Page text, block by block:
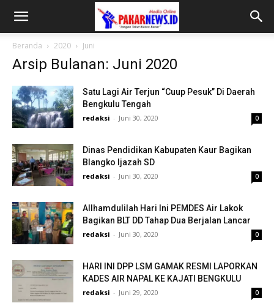
Beranda 2020 Juni
Arsip Bulanan: Juni 2020
Satu Lagi Air Terjun “Cuup Pesuk” Di Daerah
Bengkulu Tengah
redaksi - Juni 30, 2020 0
Dinas Pendidikan Kabupaten Kaur Bagikan
Blangko Ijazah SD
redaksi - Juni 30, 2020 0
Allhamdulilah Hari Ini PEMDES Air Lakok
Bagikan BLT DD Tahap Dua Berjalan Lancar
redaksi - Juni 30, 2020 0
HARI INI DPP LSM GAMAK RESMI LAPORKAN
KADES AIR NAPAL KE KAJATI BENGKULU
redaksi - Juni 29, 2020 0